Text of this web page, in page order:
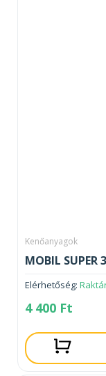
Kenőanyagok
MOBIL SUPER
Elérhetőség:
4 400 Ft